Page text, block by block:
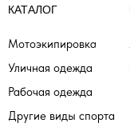
КАТАЛОГ
Мотоэкипировка
Уличная одежда
Рабочая одежда
Другие виды спорта